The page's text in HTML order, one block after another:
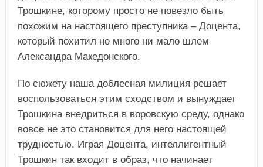
Трошкине, которому просто не повезло быть
похожим на настоящего преступника – Доцента,
который похитил не много ни мало шлем
Александра Македонского.
По сюжету наша доблесная милиция решает
воспользоваться этим сходством и вынуждает
Трошкина внедриться в воровскую среду, однако
вовсе не это становится для него настоящей
трудностью. Играя Доцента, интеллигентный
Трошкин так входит в образ, что начинает